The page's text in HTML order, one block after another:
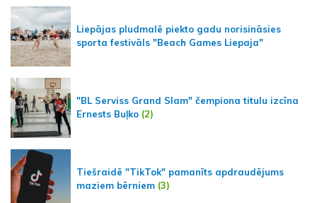
Liepājas pludmalē piekto gadu norisināsies
sporta festivāls "Beach Games Liepaja"
"BL Serviss Grand Slam" čempiona titulu izcīna
Ernests Buļko (2)
Tiešraidē "TikTok" pamanīts apdraudējums
maziem bērniem (3)